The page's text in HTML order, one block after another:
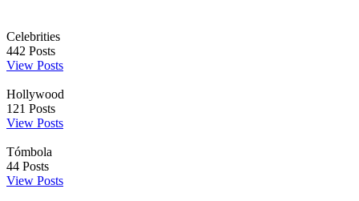
Celebrities
442 Posts
View Posts
Hollywood
121 Posts
View Posts
Tómbola
44 Posts
View Posts